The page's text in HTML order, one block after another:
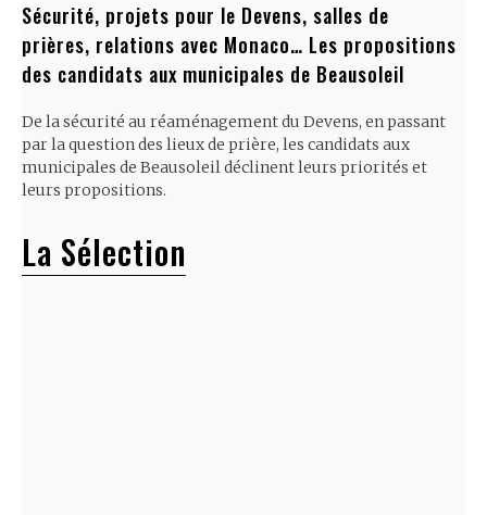
Sécurité, projets pour le Devens, salles de
prières, relations avec Monaco… Les propositions
des candidats aux municipales de Beausoleil
De la sécurité au réaménagement du Devens, en passant
par la question des lieux de prière, les candidats aux
municipales de Beausoleil déclinent leurs priorités et
leurs propositions.
La Sélection